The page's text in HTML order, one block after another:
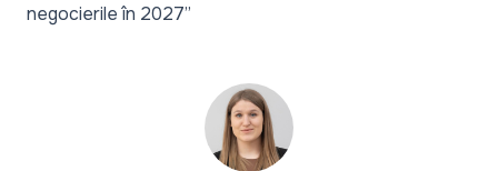
negocierile în 2027”